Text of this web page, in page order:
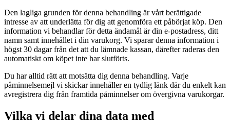
Den lagliga grunden för denna behandling är vårt berättigade
intresse av att underlätta för dig att genomföra ett påbörjat köp. Den
information vi behandlar för detta ändamål är din e-postadress, ditt
namn samt innehållet i din varukorg. Vi sparar denna information i
högst 30 dagar från det att du lämnade kassan, därefter raderas den
automatiskt om köpet inte har slutförts.
Du har alltid rätt att motsätta dig denna behandling. Varje
påminnelsemejl vi skickar innehåller en tydlig länk där du enkelt kan
avregistrera dig från framtida påminnelser om övergivna varukorgar.
Vilka vi delar dina data med